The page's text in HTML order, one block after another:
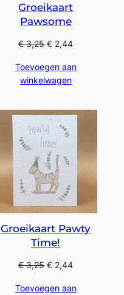
Groeikaart
Pawsome
€3,25 € 2,44
Toevoegen aan
winkelwagen
Groeikaart Pawty
Time!
€3,25 € 2,44
Toevoegen aan